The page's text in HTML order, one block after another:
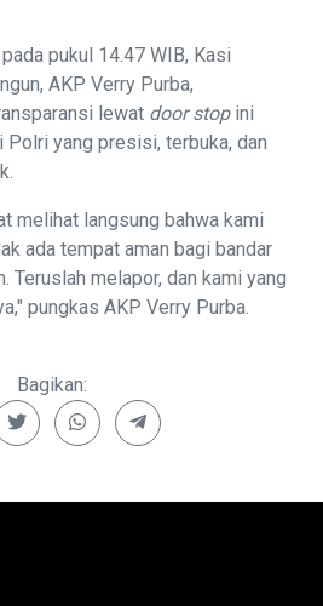
pukul 14.47 WIB, Kasi
AKP Verry Purba,
lewat door stopini
Polri yang presisi, terbuka, dan
melihat langsung bahwa kami
ada tempat aman bagi bandar
Teruslah melapor, dan kami yang
pungkas AKP Verry Purba.
Bagikan: